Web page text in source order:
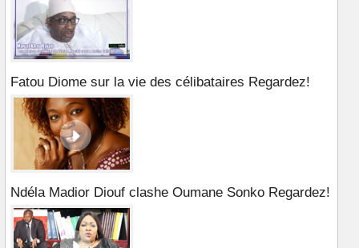
Fatou Diome sur la vie des célibataires Regardez!
Ndéla Madior Diouf clashe Oumane Sonko Regardez!